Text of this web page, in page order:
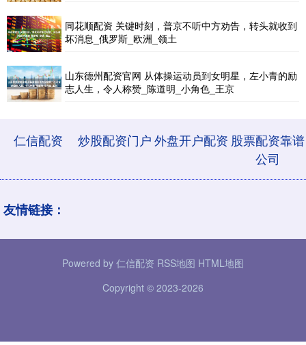
同花顺配资 关键时刻，普京不听中方劝告，转头就收到
坏消息_俄罗斯_欧洲_领土
山东德州配资官网 从体操运动员到女明星，左小青的励
志人生，令人称赞_陈道明_小角色_王京
仁信配资 炒股配资门户外盘开户配资 股票配资靠谱
公司
友情链接：
Powered by 仁信配资 RSS地图 HTML地图
Copyright © 2023-2026